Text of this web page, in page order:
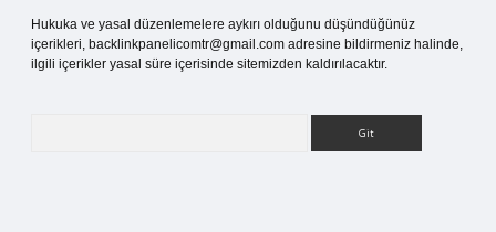
Hukuka ve yasal düzenlemelere aykırı olduğunu düşündüğünüz
içerikleri, backlinkpanelicomtr@gmail.com adresine bildirmeniz halinde,
ilgili içerikler yasal süre içerisinde sitemizden kaldırılacaktır.